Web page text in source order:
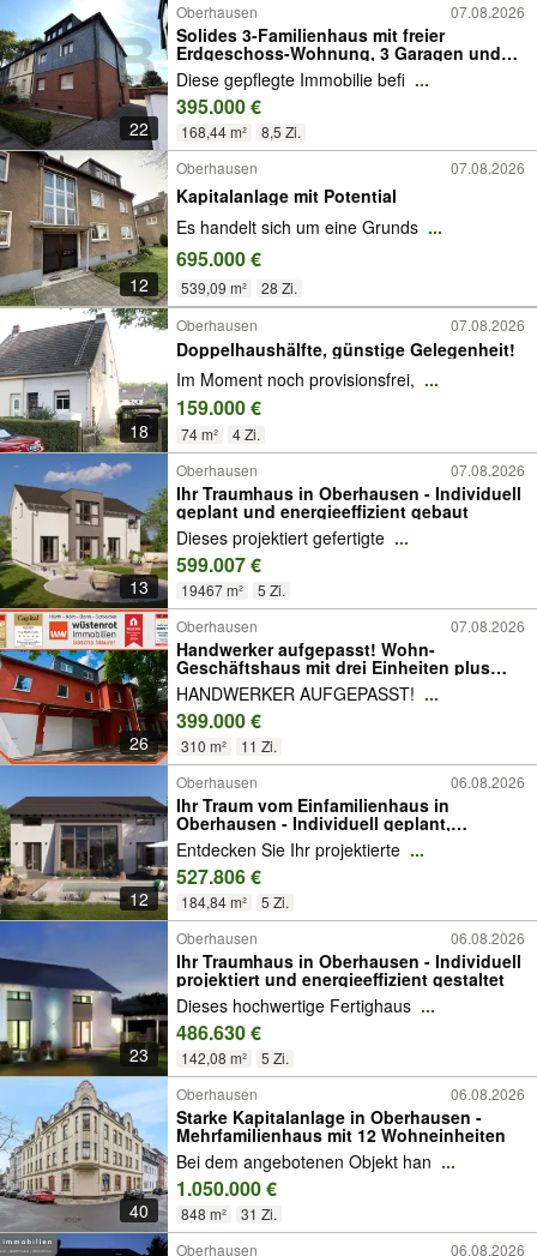
22
Oberhausen 07.08.2026
Solides 3-Familienhaus mit freier
Erdgeschoss-Wohnung, 3 Garagen und
Garten in Alstaden!
Diese gepflegte Immobilie befi ...
395.000 €
168,44 m² 8,5 Zi.
12
Oberhausen 07.08.2026
Kapitalanlage mit Potential
Es handelt sich um eine Grunds ...
695.000 €
539,09 m² 28 Zi.
18
Oberhausen 07.08.2026
Doppelhaushälfte, günstige Gelegenheit!
Im Moment noch provisionsfrei, ...
159.000 €
74 m² 4 Zi.
13
Oberhausen 07.08.2026
Ihr Traumhaus in Oberhausen - Individuell
geplant und energieeffizient gebaut
Dieses projektiert gefertigte ...
599.007 €
19467 m² 5 Zi.
26
Oberhausen 07.08.2026
Handwerker aufgepasst! Wohn-
Geschäftshaus mit drei Einheiten plus
Lager und Garage. Top Grundstück!
HANDWERKER AUFGEPASST! ...
399.000 €
310 m² 11 Zi.
12
Oberhausen 06.08.2026
Ihr Traum vom Einfamilienhaus in
Oberhausen - Individuell geplant,
nachhaltig gebaut
Entdecken Sie Ihr projektierte ...
527.806 €
184,84 m² 5 Zi.
23
Oberhausen 06.08.2026
Ihr Traumhaus in Oberhausen - Individuell
projektiert und energieeffizient gestaltet
Dieses hochwertige Fertighaus ...
486.630 €
142,08 m² 5 Zi.
40
Oberhausen 06.08.2026
Starke Kapitalanlage in Oberhausen -
Mehrfamilienhaus mit 12 Wohneinheiten
Bei dem angebotenen Objekt han ...
1.050.000 €
848 m²
31 Zi.
Oberhausen
06.08.2026